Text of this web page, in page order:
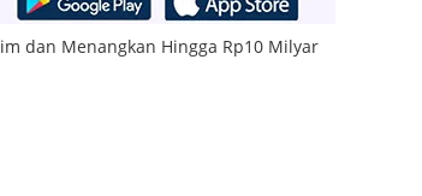
dan Menangkan Hingga Rp10 Milyar